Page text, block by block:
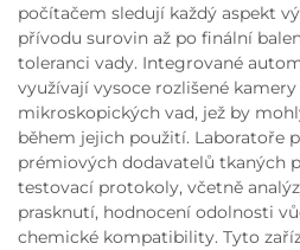
počítačem sledují každý aspekt
přívodu surovin až po finální
toleranci vady. Integrované
využívají vysoce rozlišené
mikroskopických vad, jež by
během jejich použití. Laboratoře
prémiových dodavatelů tkaných
testovací protokoly, včetně
prasknutí, hodnocení odolnosti
chemické kompatibility. Tyto